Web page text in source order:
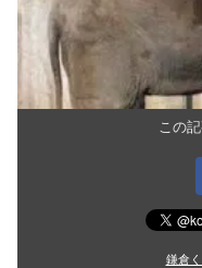
この
鎌倉